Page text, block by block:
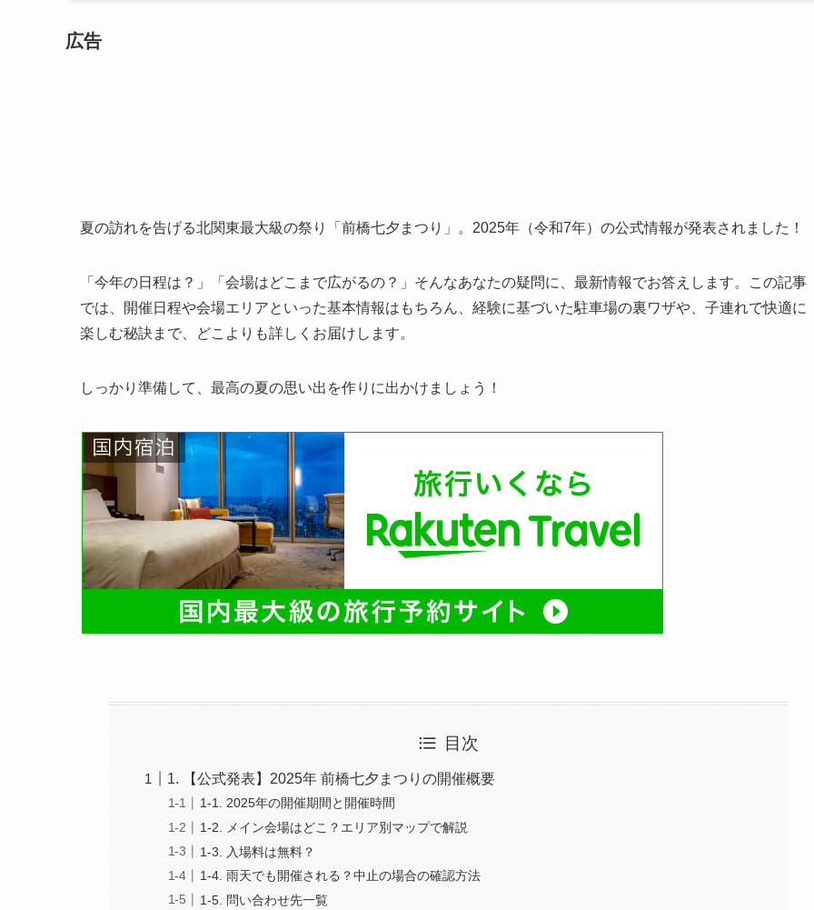
広告
夏の訪れを告げる北関東最大級の祭り「前橋七夕まつり」。2025年（令和7年）の公式情報が発表されました！
「今年の日程は？」「会場はどこまで広がるの？」そんなあなたの疑問に、最新情報でお答えします。この記事
では、開催日程や会場エリアといった基本情報はもちろん、経験に基づいた駐車場の裏ワザや、子連れで快適に
楽しむ秘訣まで、どこよりも詳しくお届けします。
しっかり準備して、最高の夏の思い出を作りに出かけましょう！
目次
1. 【公式発表】2025年 前橋七夕まつりの開催概要
1-1. 2025年の開催期間と開催時間
1-2. メイン会場はどこ？エリア別マップで解説
1-3. 入場料は無料？
1-4. 雨天でも開催される？中止の場合の確認方法
1-5. 問い合わせ先一覧